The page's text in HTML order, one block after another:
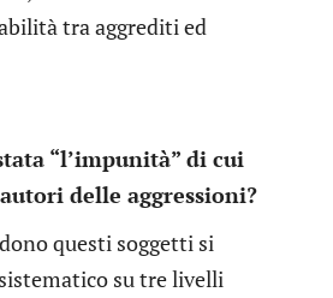
tra aggrediti ed
“l’impunità” di cui
delle aggressioni?
questi soggetti si
su tre livelli